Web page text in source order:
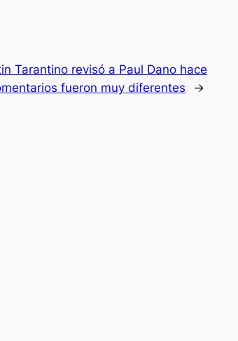
Tarantino revisó a Paul Dano hace
fueron muy diferentes
→